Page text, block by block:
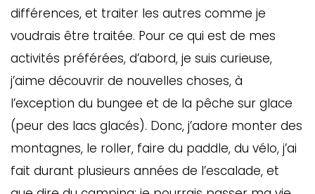
différences, et traiter les autres comme je
voudrais être traitée. Pour ce qui est de mes
activités préférées, d’abord, je suis curieuse,
j’aime découvrir de nouvelles choses, à
l’exception du bungee et de la pêche sur glace
(peur des lacs glacés). Donc, j’adore monter des
montagnes, le roller, faire du paddle, du vélo, j’ai
fait durant plusieurs années de l’escalade, et